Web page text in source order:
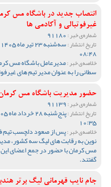
انتصاب جدید در باشگاه مس
غیرفوتبالی و آکادمی‌ ها
شماره‌ی خبر :
تاریخ انتشار :
08:48
خلاصه‌ی خبر :مدیرعامل باشگاه مس
سطانی را به عنوان مدیر تیم های
حضور مدیریت باشگاه مس
شماره‌ی خبر :
تاریخ انتشار :
10:35
خلاصه‌ی خبر :پس از صعود دلچسب تیم
نوین به رقابت های لیگ سه کشور،
مس کرمان با حضور در جمع اعضای
گفتند.
جام نایب قهرمانی لیگ برتر